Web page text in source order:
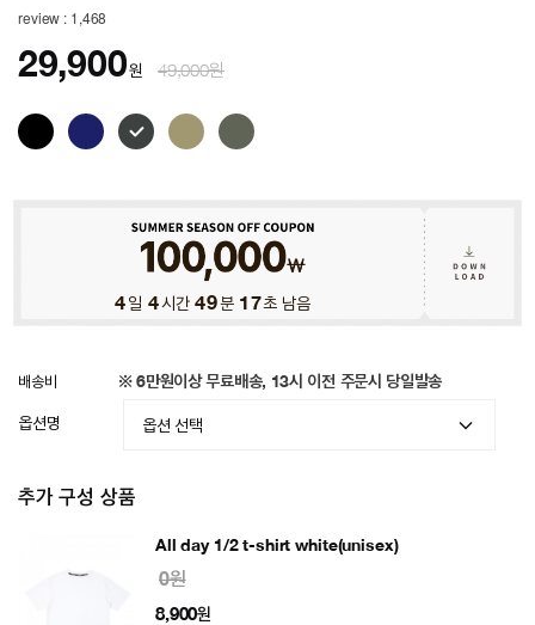
review : 1,468
29,900원 49,000원
4일 4시간 49분 13초 남음
배송비 ※ 6만원이상 무료배송, 13시 이전 주문시 당일발송
옵션명
추가 구성 상품
All day 1/2 t-shirt white(unisex)
0원
8,900원